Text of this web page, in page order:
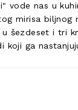
vode nas u
mirisa biljnog
u šezdeset i tri
koji ga